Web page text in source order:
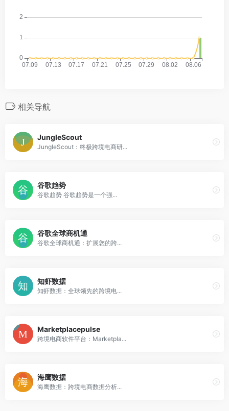
相关导航
JungleScout
JungleScout：终极跨境电商研...
谷歌趋势
谷歌趋势 谷歌趋势是一个强...
谷歌全球商机通
谷歌全球商机通：扩展您的跨...
知虾数据
知虾数据：全球领先的跨境电...
Marketplacepulse
跨境电商软件平台：Marketpla...
海鹰数据
海鹰数据：跨境电商数据分析...